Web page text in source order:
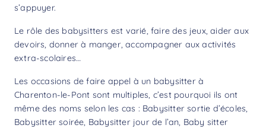
s’appuyer.
Le rôle des babysitters est varié, faire des jeux, aider aux
devoirs, donner à manger, accompagner aux activités
extra-scolaires…
Les occasions de faire appel à un babysitter à
Charenton-le-Pont sont multiples, c’est pourquoi ils ont
même des noms selon les cas : Babysitter sortie d’écoles,
Babysitter soirée, Babysitter jour de l’an, Baby sitter